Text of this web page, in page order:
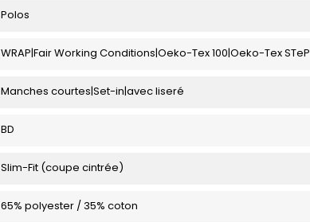
Polos
WRAP|Fair Working Conditions|Oeko-Tex 100|Oeko-Tex STeP
Manches courtes|Set-in|avec liseré
BD
Slim-Fit (coupe cintrée)
65% polyester / 35% coton